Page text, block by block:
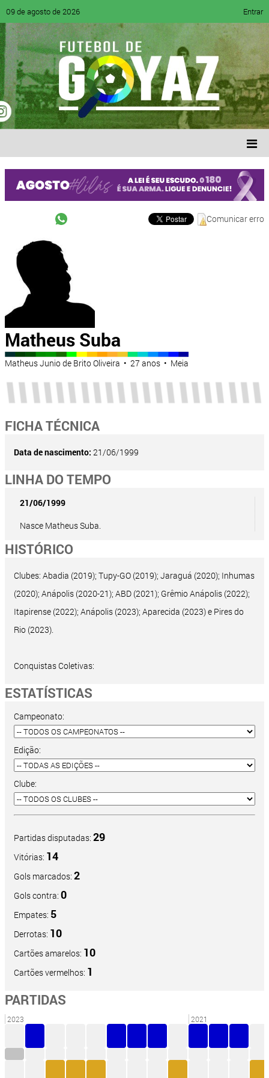
09 de agosto de 2026 Entrar
Comunicar erro
Matheus Suba
Matheus Junio de Brito Oliveira • 27 anos • Meia
FICHA TÉCNICA
Data de nascimento: 21/06/1999
LINHA DO TEMPO
21/06/1999
Nasce Matheus Suba.
HISTÓRICO
Clubes: Abadia (2019); Tupy-GO (2019); Jaraguá (2020); Inhumas
(2020); Anápolis (2020-21); ABD (2021); Grêmio Anápolis (2022);
Itapirense (2022); Anápolis (2023); Aparecida (2023) e Pires do
Rio (2023).
Conquistas Coletivas:
ESTATÍSTICAS
Campeonato:
Edição:
Clube:
Partidas disputadas: 29
Vitórias: 14
Gols marcados: 2
Gols contra: 0
Empates: 5
Derrotas: 10
Cartões amarelos: 10
Cartões vermelhos: 1
PARTIDAS
2023 2021